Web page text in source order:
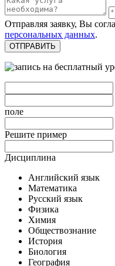
Отправляя заявку, Вы
персональных данных.
поле
Решите пример
Дисциплина
Английский язык
Математика
Русский язык
Физика
Химия
Обществознание
История
Биология
География